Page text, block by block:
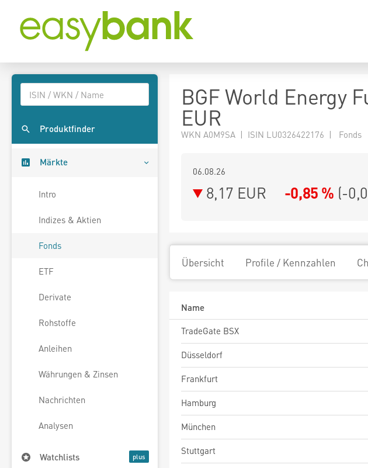
Produktfinder
Märkte
Intro
Indizes & Aktien
Fonds
ETF
Derivate
Rohstoffe
Anleihen
Währungen & Zinsen
Nachrichten
Analysen
Watchlists
BGF World Energy
EUR
WKN A0M9SA | ISIN LU0326422176 | Fonds
06.08.26
8,17 EUR -0,85 % (-
Übersicht Profile / Kennzahlen
Name
TradeGate BSX
Düsseldorf
Frankfurt
Hamburg
München
Stuttgart